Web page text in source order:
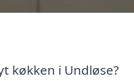
køkken i Undløse?